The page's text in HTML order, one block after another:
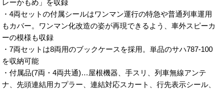
レーかもめ」を収録
・4両セットの付属シールはワンマン運行の特急や普通列車運用
もカバー。ワンマン化改造の姿が再現できるよう、車外スピーカ
ーの模様も収録
・7両セットは8両用のブックケースを採用。単品のサハ787-100
を収納可能
・付属品(7両・4両共通)…屋根機器、手スリ、列車無線アンテ
ナ、先頭連結用カプラー、連結対応スカート、行先表示シール、